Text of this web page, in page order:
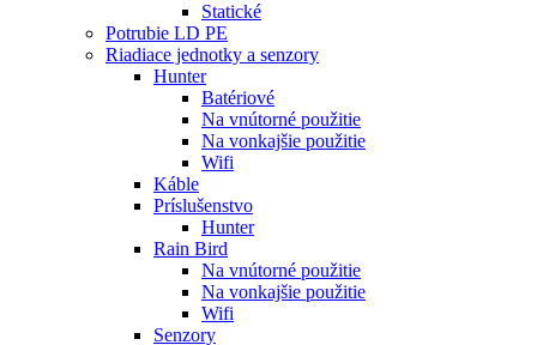
Statické
Potrubie LD PE
Riadiace jednotky a senzory
Hunter
Batériové
Na vnútorné použitie
Na vonkajšie použitie
Wifi
Káble
Príslušenstvo
Hunter
Rain Bird
Na vnútorné použitie
Na vonkajšie použitie
Wifi
Senzory